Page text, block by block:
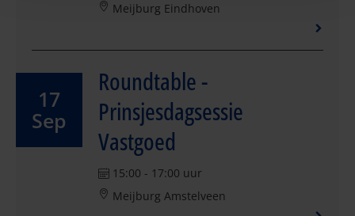
Meijburg Eindhoven
17
Sep
Roundtable -
Prinsjesdagsessie
Vastgoed
15:00 - 17:00 uur
Meijburg Amstelveen